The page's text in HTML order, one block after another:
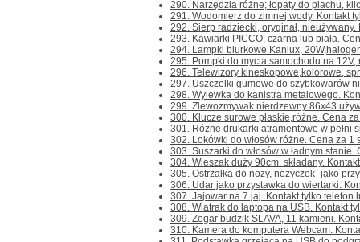
290. Narzędzia różne; łopaty do piachu,
291. Wodomierz do zimnej wody. Kontakt
292. Sierp radziecki, oryginał, nieużywany.
293. Kawiarki PICCO, czarna lub biała.
294. Lampki biurkowe Kanlux,
295. Pompki do mycia samochodu na 12V,
296. Telewizory kineskopowe,kolorowe,
297. Uszczelki gumowe do szybkowarów
298. Wylewka do kanistra metalowego.
299. Zlewozmywak nierdzewny 86x43
300. Klucze surowe płaskie,różne. Cena
301. Różne drukarki atramentowe w pełni
302. Lokówki do włosów różne. Cena za 1
303. Suszarki do włosów w ładnym
304. Wieszak duży 90cm. składany.
305. Ostrzałka do noży, nożyczek- jako
306. Udar jako przystawka do wiertarki.
307. Jajowar na 7 jaj. Kontakt tylko telefon
308. Wiatrak do laptopa na USB. Kontakt
309. Zegar budzik SLAVA, 11 kamieni.
310. Kamera do komputera Webcam.